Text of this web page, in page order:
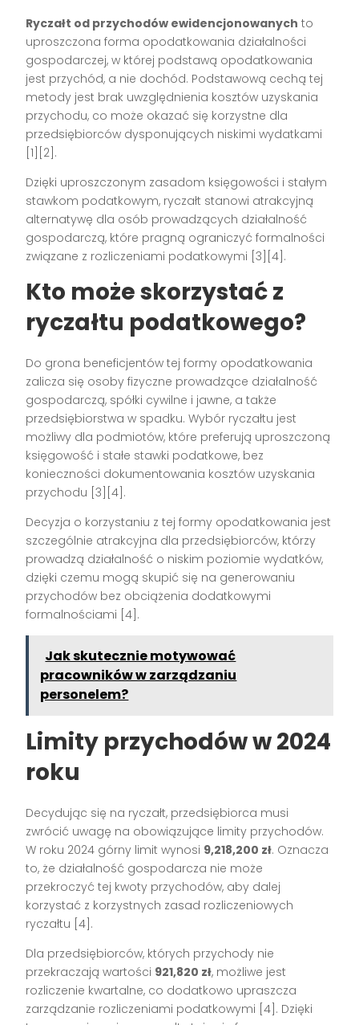
Ryczałt od przychodów ewidencjonowanych to
uproszczona forma opodatkowania działalności
gospodarczej, w której podstawą opodatkowania
jest przychód, a nie dochód. Podstawową cechą tej
metody jest brak uwzględnienia kosztów uzyskania
przychodu, co może okazać się korzystne dla
przedsiębiorców dysponujących niskimi wydatkami
[1][2].
Dzięki uproszczonym zasadom księgowości i stałym
stawkom podatkowym, ryczałt stanowi atrakcyjną
alternatywę dla osób prowadzących działalność
gospodarczą, które pragną ograniczyć formalności
związane z rozliczeniami podatkowymi [3][4].
Kto może skorzystać z
ryczałtu podatkowego?
Do grona beneficjentów tej formy opodatkowania
zalicza się osoby fizyczne prowadzące działalność
gospodarczą, spółki cywilne i jawne, a także
przedsiębiorstwa w spadku. Wybór ryczałtu jest
możliwy dla podmiotów, które preferują uproszczoną
księgowość i stałe stawki podatkowe, bez
konieczności dokumentowania kosztów uzyskania
przychodu [3][4].
Decyzja o korzystaniu z tej formy opodatkowania jest
szczególnie atrakcyjna dla przedsiębiorców, którzy
prowadzą działalność o niskim poziomie wydatków,
dzięki czemu mogą skupić się na generowaniu
przychodów bez obciążenia dodatkowymi
formalnościami [4].
Jak skutecznie motywować
pracowników w zarządzaniu
personelem?
Limity przychodów w 2024
roku
Decydując się na ryczałt, przedsiębiorca musi
zwrócić uwagę na obowiązujące limity przychodów.
W roku 2024 górny limit wynosi 9,218,200 zł. Oznacza
to, że działalność gospodarcza nie może
przekroczyć tej kwoty przychodów, aby dalej
korzystać z korzystnych zasad rozliczeniowych
ryczałtu [4].
Dla przedsiębiorców, których przychody nie
przekraczają wartości 921,820 zł, możliwe jest
rozliczenie kwartalne, co dodatkowo upraszcza
zarządzanie rozliczeniami podatkowymi [4]. Dzięki